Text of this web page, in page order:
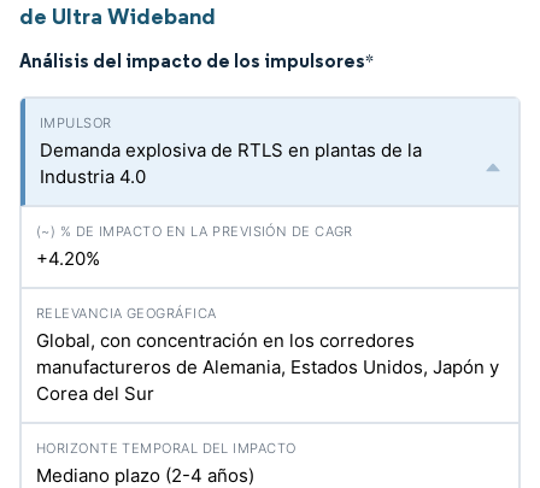
de Ultra Wideband
Análisis del impacto de los impulsores*
Demanda explosiva de RTLS en plantas de la
Industria 4.0
+4.20%
Global, con concentración en los corredores
manufactureros de Alemania, Estados Unidos, Japón y
Corea del Sur
Mediano plazo (2-4 años)